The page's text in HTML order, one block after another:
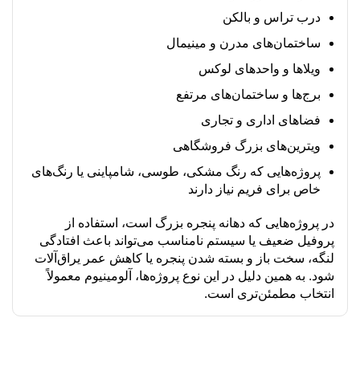
درب تراس و بالکن
ساختمان‌های مدرن و مینیمال
ویلاها و واحدهای لوکس
برج‌ها و ساختمان‌های مرتفع
فضاهای اداری و تجاری
ویترین‌های بزرگ فروشگاهی
پروژه‌هایی که رنگ مشکی، طوسی، شامپاینی یا رنگ‌های
خاص برای فریم نیاز دارند
در پروژه‌هایی که دهانه پنجره بزرگ است، استفاده از
پروفیل ضعیف یا سیستم نامناسب می‌تواند باعث افتادگی
لنگه، سخت باز و بسته شدن پنجره یا کاهش عمر یراق‌آلات
شود. به همین دلیل در این نوع پروژه‌ها، آلومینیوم معمولاً
انتخاب مطمئن‌تری است.